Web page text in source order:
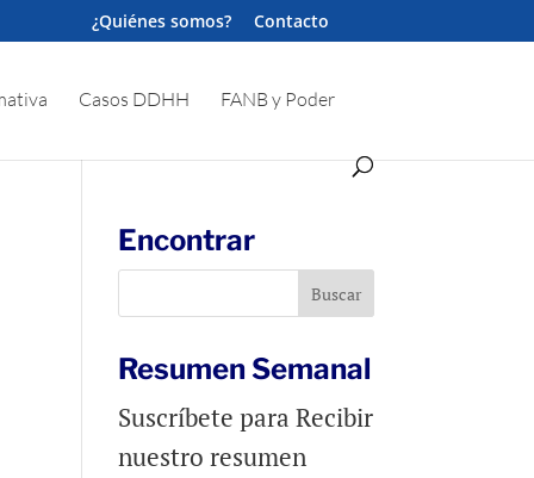
¿Quiénes somos? Contacto
Casos DDHH FANB y Poder
Encontrar
Resumen Semanal
Suscríbete para Recibir
nuestro resumen